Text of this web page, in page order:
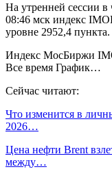
На утренней сессии в
08:46 мск индекс
уровне 2952,4 пункта.
Индекс МосБиржи
Все время График…
Сейчас читают:
Что изменится в
2026…
Цена нефти Brent
между…